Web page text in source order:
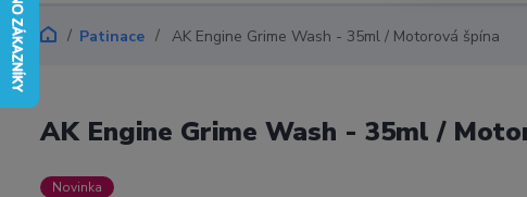
Patinace AK Engine Grime Wash - 35ml / Motorová špína
AK Engine Grime Wash - 35ml /
Novinka